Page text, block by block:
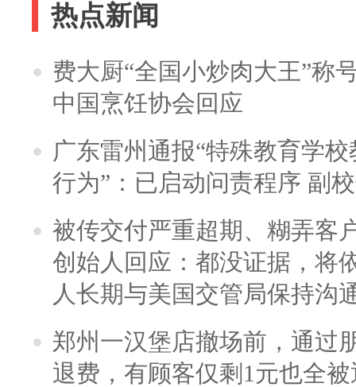
热点新闻
费大厨“全国小炒肉大王”称
中国烹饪协会回应
广东雷州通报“特殊教育学
行为”：已启动问责程序 副
被传交付严重超期、糊弄客
创始人回应：都没证据，将
人长期与美国交管局保持沟
郑州一汉堡店撤场前，通过
退费，有顾客仅剩1元也全